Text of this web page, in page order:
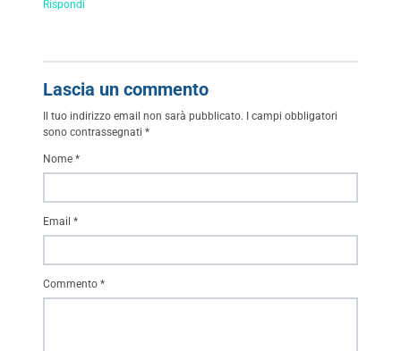
Rispondi
Lascia un commento
Il tuo indirizzo email non sarà pubblicato. I campi obbligatori
sono contrassegnati *
Commento *
Nome *
Email *